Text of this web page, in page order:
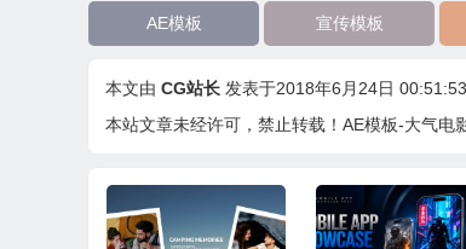
AE模板 宣传模板
本文由 CG站长 发表于2018年6月24日 00:51:53
本站文章未经许可，禁止转载！ AE模板-大气电